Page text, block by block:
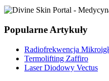
Popularne Artykuły
Radiofrekwencja
Termolifting Zaffiro
Laser Diodowy Vectus